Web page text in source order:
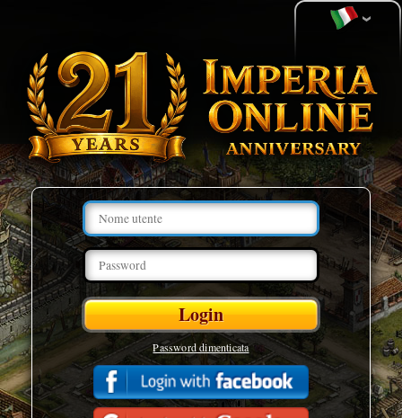
Password dimenticata